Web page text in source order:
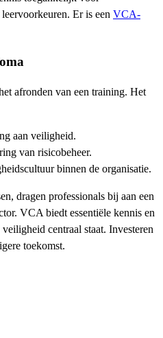
Er is een VCA-
afronden van een training. Het
aan veiligheid.
van risicobeheer.
binnen de organisatie.
dragen professionals bij aan een
VCA biedt essentiële kennis en
centraal staat. Investeren
toekomst.